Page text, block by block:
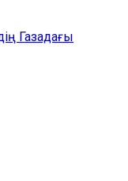
Газадағы